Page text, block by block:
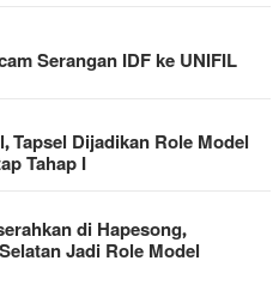
Serangan IDF ke UNIFIL
Tapsel Dijadikan Role Model
Tahap I
di Hapesong,
Jadi Role Model